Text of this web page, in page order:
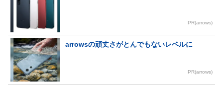
PR(arrows)
arrowsの頑丈さがとんでもないレベルに
PR(arrows)